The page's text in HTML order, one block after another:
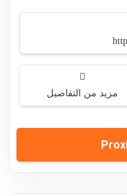
مزيد من التفاصيل